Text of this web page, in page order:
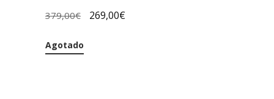
379,00€ 269,00€
Agotado